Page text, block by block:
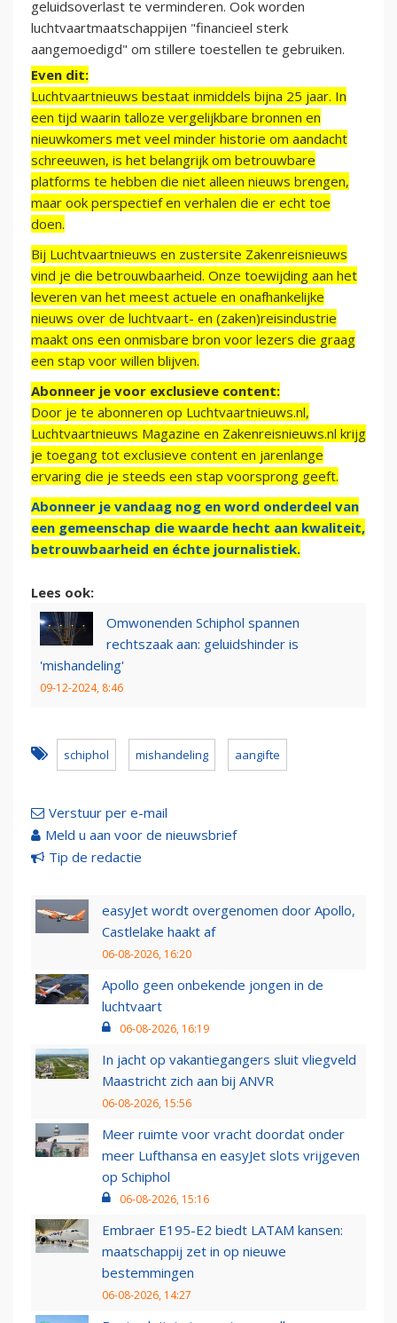
geluidsoverlast te verminderen. Ook worden
luchtvaartmaatschappijen "financieel sterk
aangemoedigd" om stillere toestellen te gebruiken.
Even dit:
Luchtvaartnieuws bestaat inmiddels bijna 25 jaar. In
een tijd waarin talloze vergelijkbare bronnen en
nieuwkomers met veel minder historie om aandacht
schreeuwen, is het belangrijk om betrouwbare
platforms te hebben die niet alleen nieuws brengen,
maar ook perspectief en verhalen die er echt toe
doen.
Bij Luchtvaartnieuws en zustersite Zakenreisnieuws
vind je die betrouwbaarheid. Onze toewijding aan het
leveren van het meest actuele en onafhankelijke
nieuws over de luchtvaart- en (zaken)reisindustrie
maakt ons een onmisbare bron voor lezers die graag
een stap voor willen blijven.
Abonneer je voor exclusieve content:
Door je te abonneren op Luchtvaartnieuws.nl,
Luchtvaartnieuws Magazine en Zakenreisnieuws.nl krijg
je toegang tot exclusieve content en jarenlange
ervaring die je steeds een stap voorsprong geeft.
Abonneer je vandaag nog en word onderdeel van
een gemeenschap die waarde hecht aan kwaliteit,
betrouwbaarheid en échte journalistiek.
Lees ook:
Omwonenden Schiphol spannen
rechtszaak aan: geluidshinder is
'mishandeling'
09-12-2024, 8:46
schiphol mishandeling aangifte
Verstuur per e-mail
Meld u aan voor de nieuwsbrief
Tip de redactie
easyJet wordt overgenomen door Apollo,
Castlelake haakt af
06-08-2026, 16:20
Apollo geen onbekende jongen in de
luchtvaart
06-08-2026, 16:19
In jacht op vakantiegangers sluit vliegveld
Maastricht zich aan bij ANVR
06-08-2026, 15:56
Meer ruimte voor vracht doordat onder
meer Lufthansa en easyJet slots vrijgeven
op Schiphol
06-08-2026, 15:16
Embraer E195-E2 biedt LATAM kansen:
maatschappij zet in op nieuwe
bestemmingen
06-08-2026, 14:27